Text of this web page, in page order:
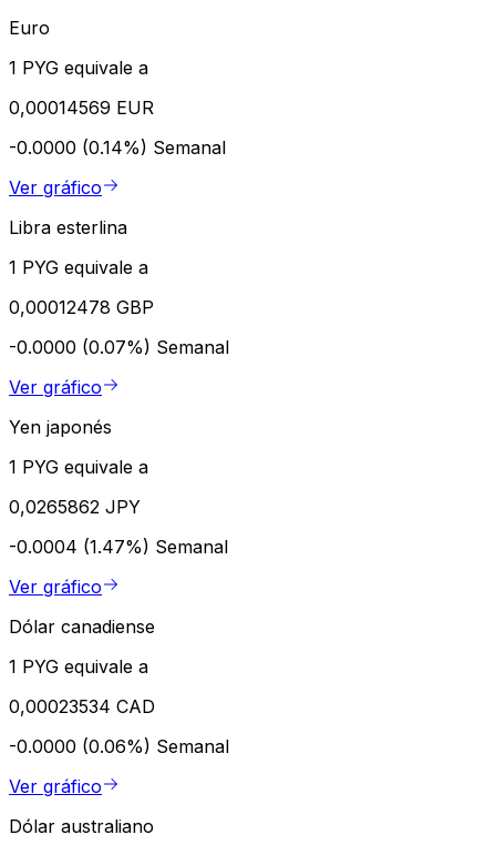
Euro
1 PYG equivale a
0,00014569 EUR
-0.0000 (0.14%) Semanal
Ver gráfico
Libra esterlina
1 PYG equivale a
0,00012478 GBP
-0.0000 (0.07%) Semanal
Ver gráfico
Yen japonés
1 PYG equivale a
0,0265862 JPY
-0.0004 (1.47%) Semanal
Ver gráfico
Dólar canadiense
1 PYG equivale a
0,00023534 CAD
-0.0000 (0.06%) Semanal
Ver gráfico
Dólar australiano